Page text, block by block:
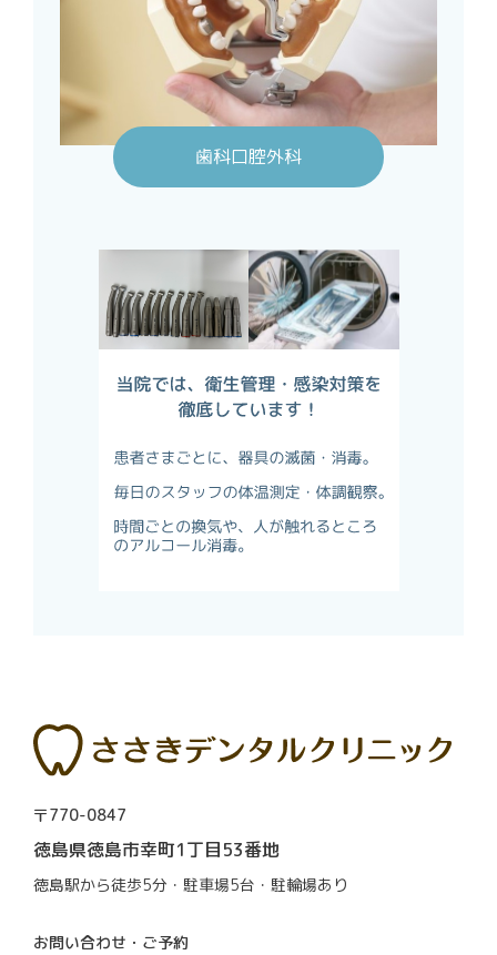
歯科口腔外科
〒770-0847
徳島県徳島市幸町1丁目53番地
徳島駅から徒歩5分・駐車場5台・駐輪場あり
お問い合わせ・ご予約